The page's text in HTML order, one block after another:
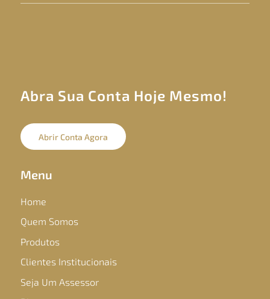
Abra Sua Conta Hoje Mesmo!
Abrir Conta Agora
Menu
Home
Quem Somos
Produtos
Clientes Institucionais
Seja Um Assessor